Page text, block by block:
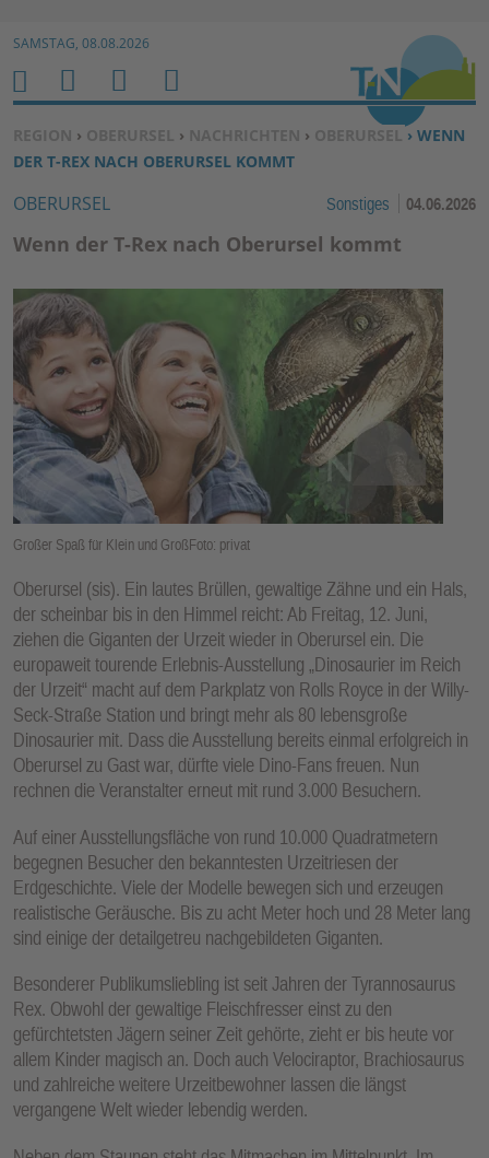
Zum Inhalt springen ↓
SAMSTAG, 08.08.2026
SIE BEFINDEN SICH HIER:
REGION › OBERURSEL › NACHRICHTEN › OBERURSEL › WENN
DER T-REX NACH OBERURSEL KOMMT
OBERURSEL Sonstiges 04.06.2026
Wenn der T-Rex nach Oberursel kommt
Großer Spaß für Klein und GroßFoto: privat
Oberursel (sis). Ein lautes Brüllen, gewaltige Zähne und ein Hals,
der scheinbar bis in den Himmel reicht: Ab Freitag, 12. Juni,
ziehen die Giganten der Urzeit wieder in Oberursel ein. Die
europaweit tourende Erlebnis-Ausstellung „Dinosaurier im Reich
der Urzeit“ macht auf dem Parkplatz von Rolls Royce in der Willy-
Seck-Straße Station und bringt mehr als 80 lebensgroße
Dinosaurier mit. Dass die Ausstellung bereits einmal erfolgreich in
Oberursel zu Gast war, dürfte viele Dino-Fans freuen. Nun
rechnen die Veranstalter erneut mit rund 3.000 Besuchern.
Auf einer Ausstellungsfläche von rund 10.000 Quadratmetern
begegnen Besucher den bekanntesten Urzeitriesen der
Erdgeschichte. Viele der Modelle bewegen sich und erzeugen
realistische Geräusche. Bis zu acht Meter hoch und 28 Meter lang
sind einige der detailgetreu nachgebildeten Giganten.
Besonderer Publikumsliebling ist seit Jahren der Tyrannosaurus
Rex. Obwohl der gewaltige Fleischfresser einst zu den
gefürchtetsten Jägern seiner Zeit gehörte, zieht er bis heute vor
allem Kinder magisch an. Doch auch Velociraptor, Brachiosaurus
und zahlreiche weitere Urzeitbewohner lassen die längst
vergangene Welt wieder lebendig werden.
H
O
M
E
M
E
N
U
S
U
C
N
B
E
N
Z
R
F
U
N
K
TI
N
E
N